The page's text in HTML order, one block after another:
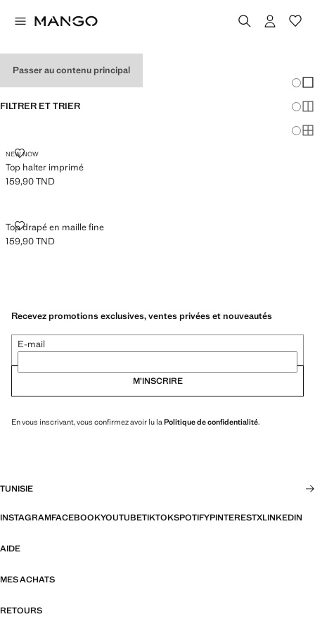
Passer au contenu principal
FILTRER ET TRIER
NEW NOW
Top halter imprimé
TOP HALTER IMPRIMÉ
Prix actuel [159,90 TND ]
159,90 TND
Top drapé en maille fine
TOP DRAPÉ EN MAILLE FINE
Prix actuel [159,90 TND ]
159,90 TND
Recevez promotions exclusives, ventes privées et nouveautés
E-mail
M’INSCRIRE
En vous inscrivant, vous confirmez avoir lu laPolitique de confidentialité.
TUNISIE
INSTAGRAMFACEBOOKYOUTUBETIKTOKSPOTIFYPINTERESTXLINKEDIN
AIDE
MES ACHATS
RETOURS